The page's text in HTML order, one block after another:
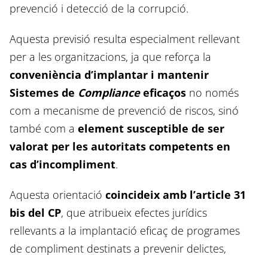
prevenció i detecció de la corrupció.
Aquesta previsió resulta especialment rellevant
per a les organitzacions, ja que reforça la
conveniència d’implantar i mantenir
Sistemes de Complianceeficaços no només
com a mecanisme de prevenció de riscos, sinó
també com a element susceptible de ser
valorat per les autoritats competents en
cas d’incompliment.
Aquesta orientació coincideix amb l’article 31
bis del CP, que atribueix efectes jurídics
rellevants a la implantació eficaç de programes
de compliment destinats a prevenir delictes,